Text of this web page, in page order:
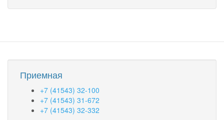
Приемная
+7 (41543) 32-100
+7 (41543) 31-672
+7 (41543) 32-332